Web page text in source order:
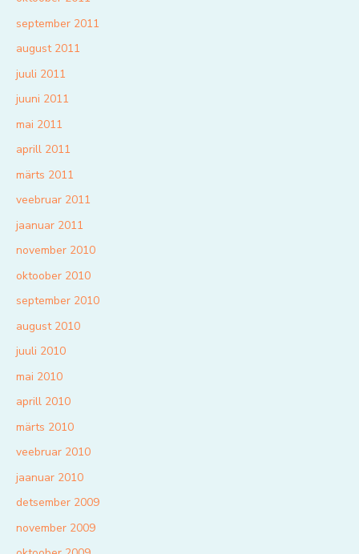
september 2011
august 2011
juuli 2011
juuni 2011
mai 2011
aprill 2011
märts 2011
veebruar 2011
jaanuar 2011
november 2010
oktoober 2010
september 2010
august 2010
juuli 2010
mai 2010
aprill 2010
märts 2010
veebruar 2010
jaanuar 2010
detsember 2009
november 2009